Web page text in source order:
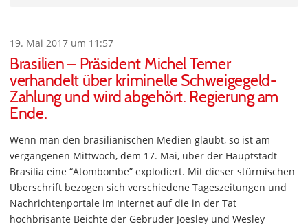
19. Mai 2017 um 11:57
Brasilien – Präsident Michel Temer
verhandelt über kriminelle Schweigegeld-
Zahlung und wird abgehört. Regierung am
Ende.
Wenn man den brasilianischen Medien glaubt, so ist am
vergangenen Mittwoch, dem 17. Mai, über der Hauptstadt
Brasília eine “Atombombe” explodiert. Mit dieser stürmischen
Überschrift bezogen sich verschiedene Tageszeitungen und
Nachrichtenportale im Internet auf die in der Tat
hochbrisante Beichte der Gebrüder Joesley und Wesley